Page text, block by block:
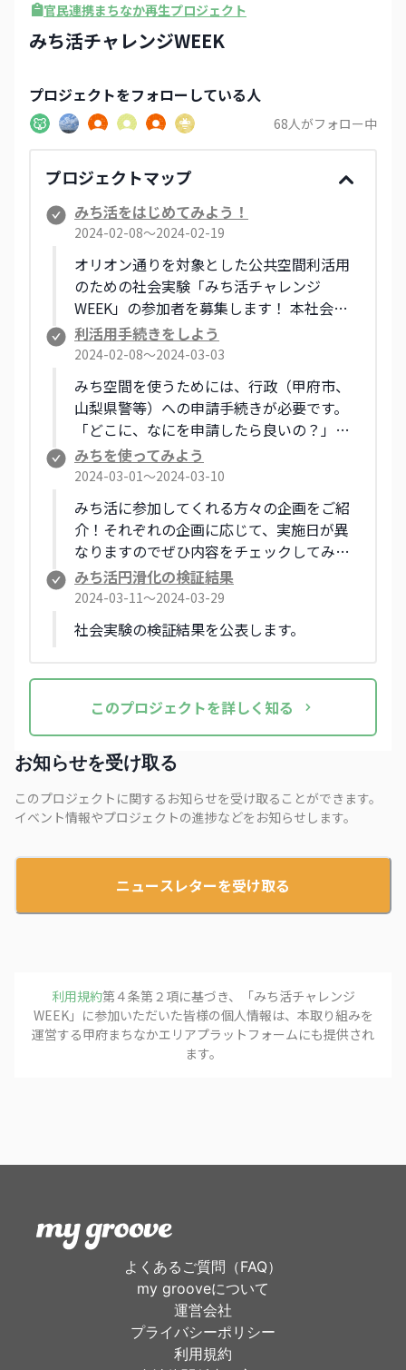
官民連携まちなか再生プロジェクト
みち活チャレンジWEEK
プロジェクトをフォローしている人
68人がフォロー中
プロジェクトマップ
みち活をはじめてみよう！
2024-02-08〜2024-02-19
オリオン通りを対象とした公共空間利活用
のための社会実験「みち活チャレンジ
WEEK」の参加者を募集します！ 本社会実
験は、まちの空間である公共空間をより使
いやすい環境にすることで、まちの魅力化
とできるかな？と迷うことでも、まずは気
軽にご相談ください。 関心のある方、参加
してみたいという方は、「相談シート」に
記入の上、甲府市地域デザイン課へご連絡
ください。
利活用手続きをしよう
2024-02-08〜2024-03-03
みち空間を使うためには、行政（甲府市、
山梨県警等）への申請手続きが必要です。
「どこに、なにを申請したら良いの？」が
分かりづらいという声から、本社会実験で
は、期間限定の『みち使いガイドブック』
て、申請手続きにチャレンジしてみましょ
う！
みちを使ってみよう
2024-03-01〜2024-03-10
みち活に参加してくれる方々の企画をご紹
介！それぞれの企画に応じて、実施日が異
なりますのでぜひ内容をチェックしてみて
くださいね。【社会実験実施日：
3/4（月）〜3/10（日）】
みち活円滑化の検証結果
2024-03-11〜2024-03-29
社会実験の検証結果を公表します。
このプロジェクトを詳しく知る
お知らせを受け取る
このプロジェクトに関するお知らせを受け取ることができます。
イベント情報やプロジェクトの進捗などをお知らせします。
ニュースレターを受け取る
利用規約第４条第２項に基づき、「みち活チャレンジ
WEEK」に参加いただいた皆様の個人情報は、本取り組みを
運営する甲府まちなかエリアプラットフォームにも提供され
ます。
よくあるご質問（FAQ）
my grooveについて
運営会社
プライバシーポリシー
利用規約